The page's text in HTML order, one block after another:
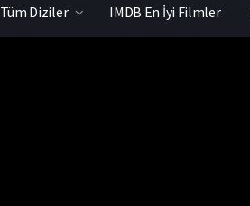
Tüm Diziler IMDB En İyi Filmler